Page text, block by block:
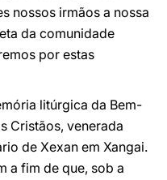
nossos irmãos a nossa
da comunidade
por estas
litúrgica da Bem-
Cristãos, venerada
de Xexan em Xangai.
a fim de que, sob a